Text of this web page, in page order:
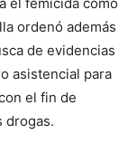
ordenó además
de evidencias
asistencial para
el fin de
drogas.